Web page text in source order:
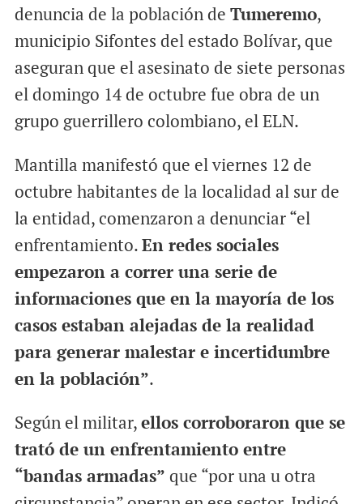
denuncia de la población de Tumeremo,
municipio Sifontes del estado Bolívar, que
aseguran que el asesinato de siete personas
el domingo 14 de octubre fue obra de un
grupo guerrillero colombiano, el ELN.
Mantilla manifestó que el viernes 12 de
octubre habitantes de la localidad al sur de
la entidad, comenzaron a denunciar “el
enfrentamiento.En redes sociales
empezaron a correr una serie de
informaciones que en la mayoría de los
casos estaban alejadas de la realidad
para generar malestar e incertidumbre
en la población”.
Según el militar,ellos corroboraron que se
trató de un enfrentamiento entre
“bandas armadas” que “por una u otra